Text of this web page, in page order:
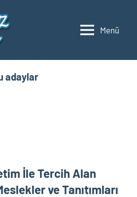
Puanları
Sıralamaları
Menü
adaylar
İle Tercih Alan
ve Tanıtımları